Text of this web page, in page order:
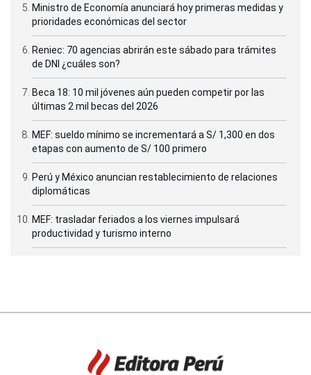
Ministro de Economía anunciará hoy primeras medidas y
prioridades económicas del sector
Reniec: 70 agencias abrirán este sábado para trámites
de DNI ¿cuáles son?
Beca 18: 10 mil jóvenes aún pueden competir por las
últimas 2 mil becas del 2026
MEF: sueldo mínimo se incrementará a S/ 1,300 en dos
etapas con aumento de S/ 100 primero
Perú y México anuncian restablecimiento de relaciones
diplomáticas
MEF: trasladar feriados a los viernes impulsará
productividad y turismo interno